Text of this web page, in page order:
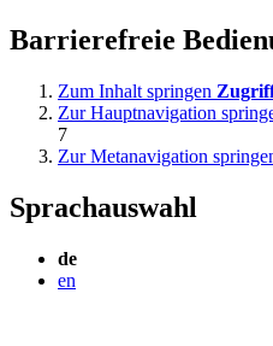
Barrierefreie
Zum Inhalt springen
Zur Hauptnavigation
7
Zur Metanavigation
Sprachauswahl
de
en